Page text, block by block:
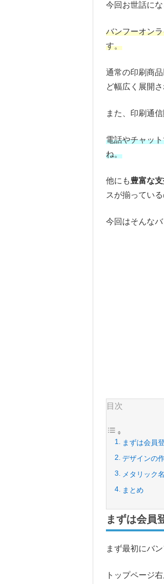
今回お世話に
バンフーオン
す。
通常の印刷商
ど幅広く展開さ
また、印刷通
電話やチャッ
ね。
他にも豊富な
スが揃っている
今回はそんな
目次
まずは会員
デザインの
メタリック
まとめ
まずは会員
まず最初にバ
トップページ